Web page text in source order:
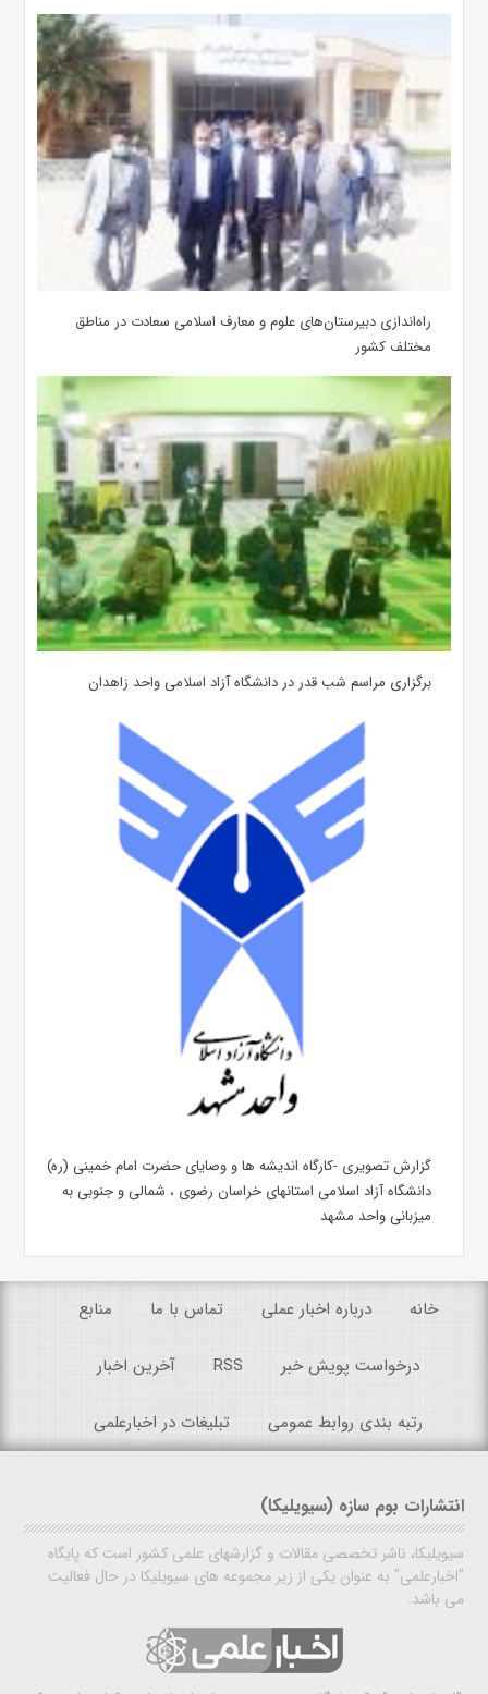
‌راه‌اندازی دبیرستان‌های علوم و معارف اسلامی سعادت در مناطق
مختلف کشور
برگزاری مراسم شب قدر در دانشگاه آزاد اسلامی واحد زاهدان
گزارش تصویری -کارگاه اندیشه ها و وصایای حضرت امام خمینی (ره)
دانشگاه آزاد اسلامی استانهای خراسان رضوی ، شمالی و جنوبی به
میزبانی واحد مشهد
خانه درباره اخبار عملی تماس با ما منابع
درخواست پویش خبر RSS آخرین اخبار
رتبه بندی روابط عمومی تبلیغات در اخبارعلمی
انتشارات بوم سازه (سیویلیکا)
سیویلیکا، ناشر تخصصی مقالات و گزارشهای علمی کشور است که پایگاه
"اخبارعلمی" به عنوان یکی از زیر مجموعه های سیویلیکا در حال فعالیت
می باشد.